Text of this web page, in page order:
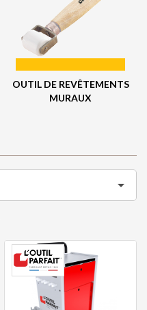
OUTIL DE REVÊTEMENTS
MURAUX
